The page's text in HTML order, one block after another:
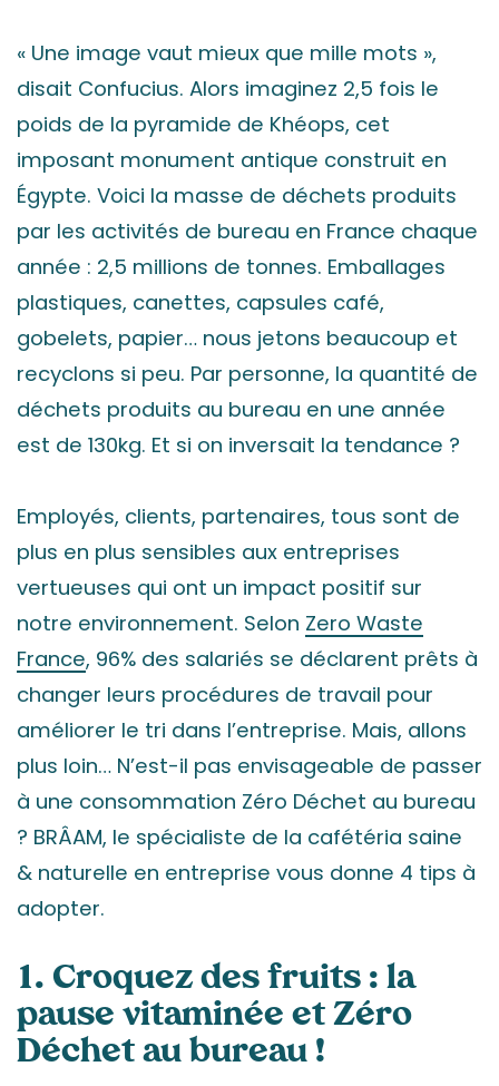
« Une image vaut mieux que mille mots »,
disait Confucius. Alors imaginez 2,5 fois le
poids de la pyramide de Khéops, cet
imposant monument antique construit en
Égypte. Voici la masse de déchets produits
par les activités de bureau en France chaque
année : 2,5 millions de tonnes. Emballages
plastiques, canettes, capsules café,
gobelets, papier… nous jetons beaucoup et
recyclons si peu. Par personne, la quantité de
déchets produits au bureau en une année
est de 130kg. Et si on inversait la tendance ?
Employés, clients, partenaires, tous sont de
plus en plus sensibles aux entreprises
vertueuses qui ont un impact positif sur
notre environnement. Selon Zero Waste
France, 96% des salariés se déclarent prêts à
changer leurs procédures de travail pour
améliorer le tri dans l’entreprise. Mais, allons
plus loin… N’est-il pas envisageable de passer
à une consommation Zéro Déchet au bureau
? BRÂAM, le spécialiste de la cafétéria saine
& naturelle en entreprise vous donne 4 tips à
adopter.
1. Croquez des fruits : la
pause vitaminée et Zéro
Déchet au bureau !